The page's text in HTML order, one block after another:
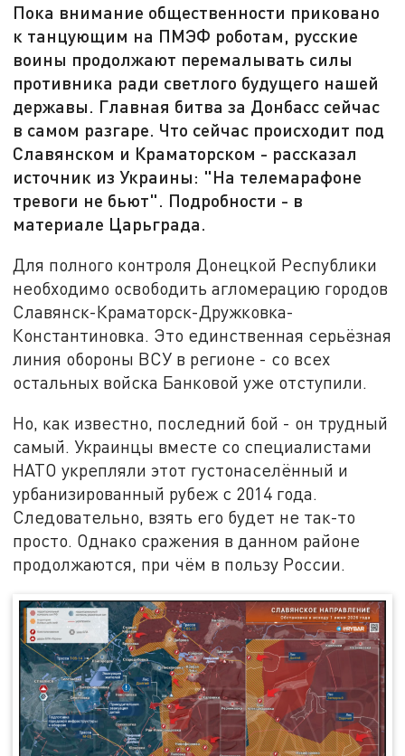
Пока внимание общественности приковано
к танцующим на ПМЭФ роботам, русские
воины продолжают перемалывать силы
противника ради светлого будущего нашей
державы. Главная битва за Донбасс сейчас
в самом разгаре. Что сейчас происходит под
Славянском и Краматорском - рассказал
источник из Украины: "На телемарафоне
тревоги не бьют". Подробности - в
материале Царьграда.
Для полного контроля Донецкой Республики
необходимо освободить агломерацию городов
Славянск-Краматорск-Дружковка-
Константиновка. Это единственная серьёзная
линия обороны ВСУ в регионе - со всех
остальных войска Банковой уже отступили.
Но, как известно, последний бой - он трудный
самый. Украинцы вместе со специалистами
НАТО укрепляли этот густонаселённый и
урбанизированный рубеж с 2014 года.
Следовательно, взять его будет не так-то
просто. Однако сражения в данном районе
продолжаются, при чём в пользу России.